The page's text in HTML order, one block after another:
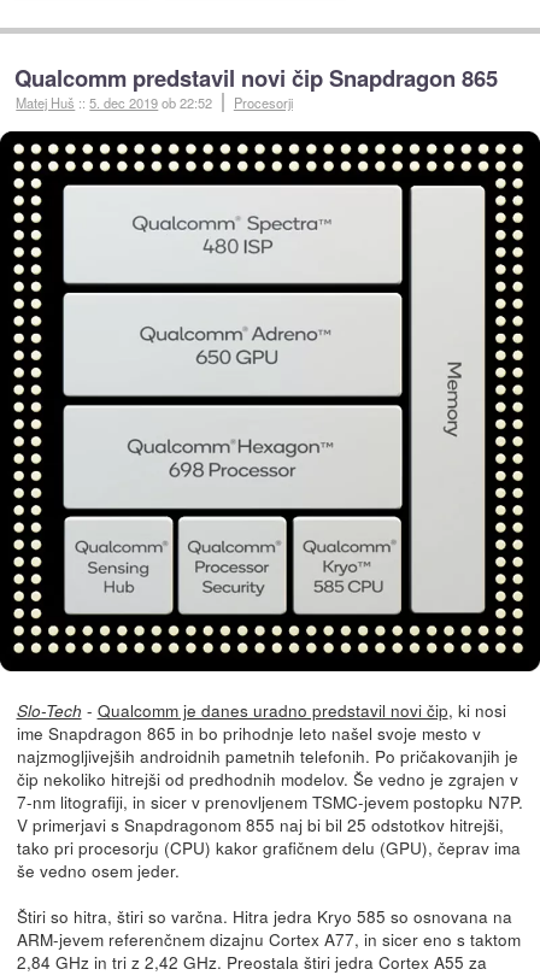
Qualcomm predstavil novi čip Snapdragon 865
Matej Huš ::5. dec 2019ob 22:52 Procesorji
Slo-Tech - Qualcomm je danes uradno predstavil novi čip, ki nosi
ime Snapdragon 865 in bo prihodnje leto našel svoje mesto v
najzmogljivejših androidnih pametnih telefonih. Po pričakovanjih je
čip nekoliko hitrejši od predhodnih modelov. Še vedno je zgrajen v
7-nm litografiji, in sicer v prenovljenem TSMC-jevem postopku N7P.
V primerjavi s Snapdragonom 855 naj bi bil 25 odstotkov hitrejši,
tako pri procesorju (CPU) kakor grafičnem delu (GPU), čeprav ima
še vedno osem jeder.
Štiri so hitra, štiri so varčna. Hitra jedra Kryo 585 so osnovana na
ARM-jevem referenčnem dizajnu Cortex A77, in sicer eno s taktom
2,84 GHz in tri z 2,42 GHz. Preostala štiri jedra Cortex A55 za